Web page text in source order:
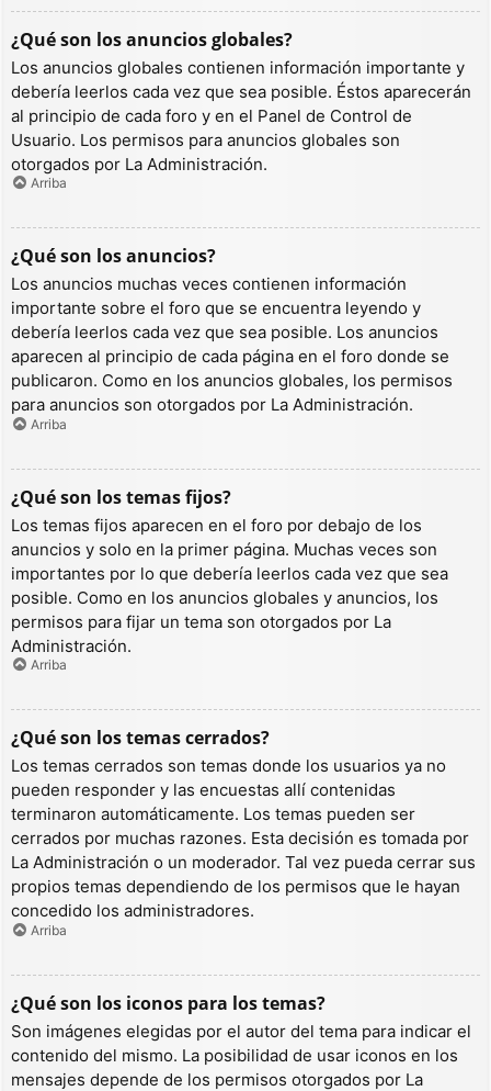
¿Qué son los anuncios globales?
Los anuncios globales contienen información importante y
debería leerlos cada vez que sea posible. Éstos aparecerán
al principio de cada foro y en el Panel de Control de
Usuario. Los permisos para anuncios globales son
otorgados por La Administración.
Arriba
¿Qué son los anuncios?
Los anuncios muchas veces contienen información
importante sobre el foro que se encuentra leyendo y
debería leerlos cada vez que sea posible. Los anuncios
aparecen al principio de cada página en el foro donde se
publicaron. Como en los anuncios globales, los permisos
para anuncios son otorgados por La Administración.
Arriba
¿Qué son los temas fijos?
Los temas fijos aparecen en el foro por debajo de los
anuncios y solo en la primer página. Muchas veces son
importantes por lo que debería leerlos cada vez que sea
posible. Como en los anuncios globales y anuncios, los
permisos para fijar un tema son otorgados por La
Administración.
Arriba
¿Qué son los temas cerrados?
Los temas cerrados son temas donde los usuarios ya no
pueden responder y las encuestas allí contenidas
terminaron automáticamente. Los temas pueden ser
cerrados por muchas razones. Esta decisión es tomada por
La Administración o un moderador. Tal vez pueda cerrar sus
propios temas dependiendo de los permisos que le hayan
concedido los administradores.
Arriba
¿Qué son los iconos para los temas?
Son imágenes elegidas por el autor del tema para indicar el
contenido del mismo. La posibilidad de usar iconos en los
mensajes depende de los permisos otorgados por La